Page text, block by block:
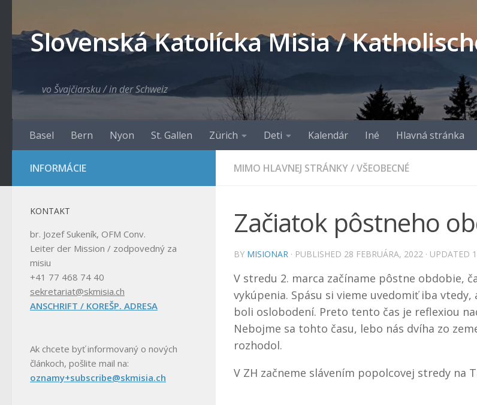
Slovenská Katolícka Misia /
vo Švajčiarsku / in der Schweiz
Basel Bern Nyon St. Gallen Zürich Deti Kalendár Iné Hlavná stránka
MIMO HLAVNEJ STRÁNKY/VŠEOBECNÉ
Začiatok pôstneho
BY MISIONAR · PUBLISHED 28 FEBRUÁRA, 2022 · UPDATED
V stredu 2. marca začíname pôstne obdobie,
vykúpenia. Spásu si vieme uvedomiť iba vtedy,
boli oslobodení. Preto tento čas je reflexiou
Nebojme sa tohto času, lebo nás dvíha zo
rozhodol.
V ZH začneme slávením popolcovej stredy na
INFORMÁCIE
KONTAKT
br. Jozef Sukeník, OFM Conv.
Leiter der Mission / zodpovedný za
misiu
+41 77 468 74 40
sekretariat@skmisia.ch
ANSCHRIFT / KOREŠP. ADRESA
Ak chcete byť informovaný o nových
článkoch, pošlite mail na:
oznamy+subscribe@skmisia.ch